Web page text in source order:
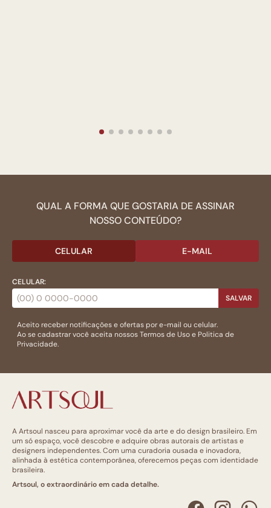
QUAL A FORMA QUE GOSTARIA DE ASSINAR
NOSSO CONTEÚDO?
CELULAR E-MAIL
CELULAR:
SALVAR
Aceito receber notificações e ofertas por e-mail ou celular.
Ao se cadastrar você aceita nossosTermos de Usoe Politica de
Privacidade.
A Artsoul nasceu para aproximar você da arte e do design brasileiro. Em
um só espaço, você descobre e adquire obras autorais de artistas e
designers independentes. Com uma curadoria ousada e inovadora,
alinhada à estética contemporânea, oferecemos peças com identidade
brasileira.
Artsoul, o extraordinário em cada detalhe.